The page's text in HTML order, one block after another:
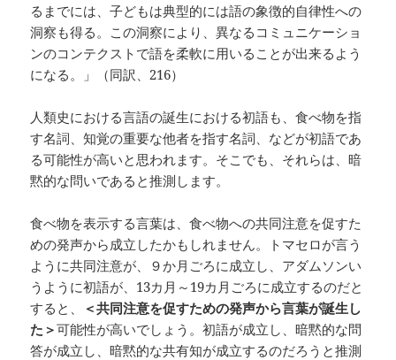
るまでには、子どもは典型的には語の象徴的自律性への
洞察も得る。この洞察により、異なるコミュニケーショ
ンのコンテクストで語を柔軟に用いることが出来るよう
になる。」（同訳、216）
人類史における言語の誕生における初語も、食べ物を指
す名詞、知覚の重要な他者を指す名詞、などが初語であ
る可能性が高いと思われます。そこでも、それらは、暗
黙的な問いであると推測します。
食べ物を表示する言葉は、食べ物への共同注意を促すた
めの発声から成立したかもしれません。トマセロが言う
ように共同注意が、９か月ごろに成立し、アダムソンい
うように初語が、13カ月～19カ月ごろに成立するのだと
すると、
＜共同注意を促すための発声から言葉が誕生し
た＞可能性が高いでしょう。初語が成立し、暗黙的な問
答が成立し、暗黙的な共有知が成立するのだろうと推測